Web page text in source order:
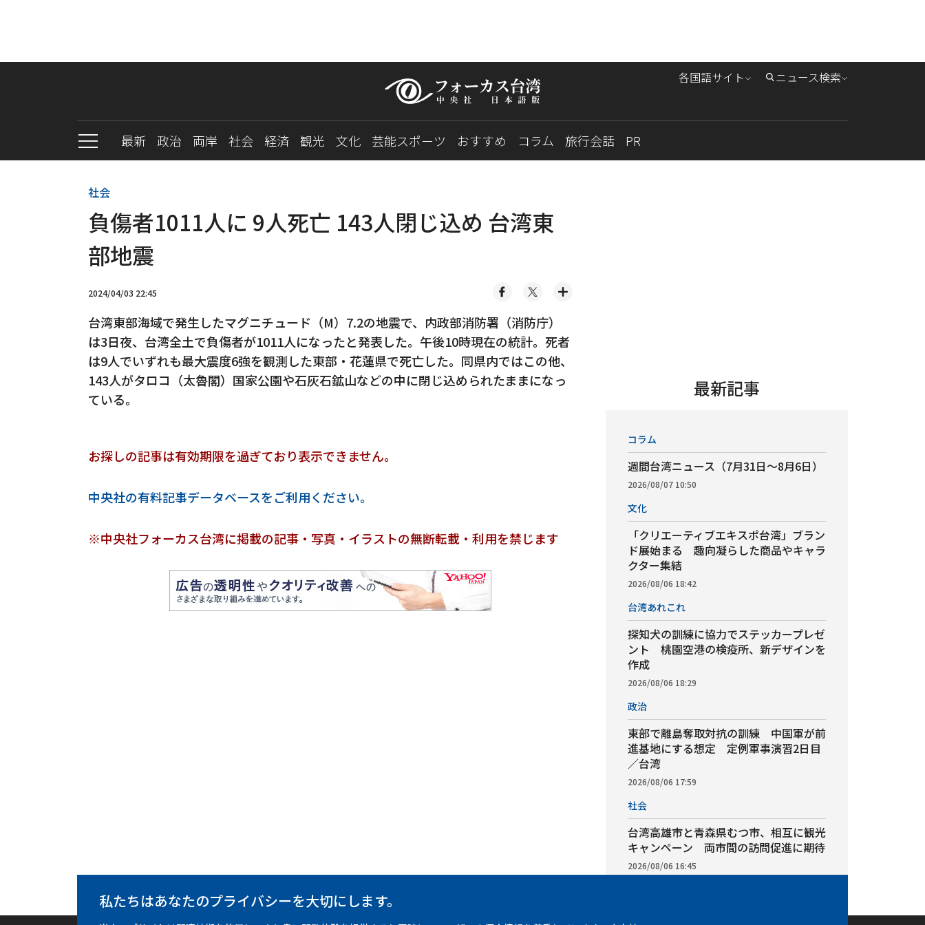
各国語サイト ニュース検索
最新 政治 両岸 社会 経済 観光 文化 芸能スポーツ おすすめ コラム 旅行会話 PR
社会
負傷者1011人に 9人死亡 143人閉じ込め 台湾東
部地震
2024/04/03 22:45
台湾東部海域で発生したマグニチュード（M）7.2の地震で、内政部消防署（消防庁）
は3日夜、台湾全土で負傷者が1011人になったと発表した。午後10時現在の統計。死者
は9人でいずれも最大震度6強を観測した東部・花蓮県で死亡した。同県内ではこの他、
143人がタロコ（太魯閣）国家公園や石灰石鉱山などの中に閉じ込められたままになっ
ている。
お探しの記事は有効期限を過ぎており表示できません。
中央社の有料記事データベースをご利用ください。
※中央社フォーカス台湾に掲載の記事・写真・イラストの無断転載・利用を禁じます
最新記事
コラム
週間台湾ニュース（7月31日～8月6日）
2026/08/07 10:50
文化
「クリエーティブエキスポ台湾」ブラン
ド展始まる 趣向凝らした商品やキャラ
クター集結
2026/08/06 18:42
台湾あれこれ
探知犬の訓練に協力でステッカープレゼ
ント 桃園空港の検疫所、新デザインを
作成
2026/08/06 18:29
政治
東部で離島奪取対抗の訓練 中国軍が前
進基地にする想定 定例軍事演習2日目
／台湾
2026/08/06 17:59
社会
台湾高雄市と青森県むつ市、相互に観光
キャンペーン 両市間の訪問促進に期待
2026/08/06 16:45
私たちはあなたのプライバシーを大切にします。